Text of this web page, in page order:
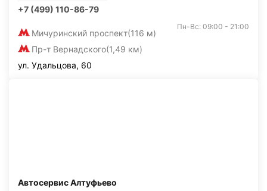
+7 (499) 110-86-79
Мичуринский проспект(116 м)
Пр-т Вернадского(1,49 км)
Пн-Вс: 09:00 - 21:00
ул. Удальцова, 60
Автосервис Алтуфьево